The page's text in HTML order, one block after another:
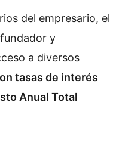
del empresario, el
y
a diversos
tasas de interés
Anual Total